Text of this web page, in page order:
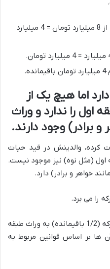
1/2 از 8 میلیارد تومان = 4 میلیارد
را دارد اما هیچ یک از
اول را ندارد و وراث
برادر) وجود دارند.
کرده، والدینش در قید حیات
(مثل نوه) نیز موجود نیست.
خواهر و برادر) دارد.
را می برد.
نیمه دیگر ترکه (1/2 باقیمانده) به وراث طبقه
ها بر اساس قوانین مربوط به